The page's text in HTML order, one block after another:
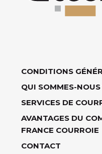
CONDITIONS
QUI SOMMES-NOUS
SERVICES DE
AVANTAGES DU
FRANCE COURROIE
CONTACT